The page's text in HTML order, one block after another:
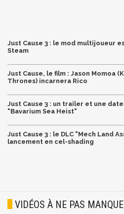
Just Cause 3 : le mod multijoueur
Steam
Just Cause, le film : Jason Momoa
Thrones) incarnera Rico
Just Cause 3 : un trailer et une
"Bavarium Sea Heist"
Just Cause 3 : le DLC "Mech Land
lancement en cel-shading
VIDÉOS À NE PAS